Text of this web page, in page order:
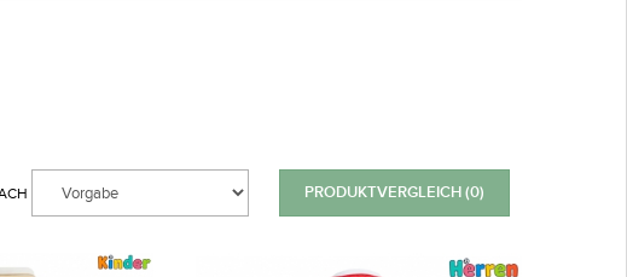
PRODUKTVERGLEICH (0)